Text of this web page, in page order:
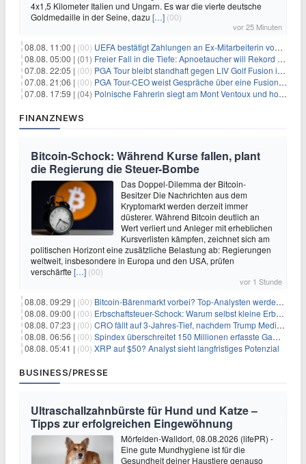
4x1,5 Kilometer Italien und Ungarn. Es war die vierte deutsche
Goldmedaille in der Seine, dazu […] (00)
vor 25 Minuten
08.08. 11:00 | (00) UEFA bestätigt Zahlungen an Ex-Mitarbeiterin von Infantino
08.08. 05:00 | (01) Freier Fall in die Tiefe: Apnoetaucher will Rekord brechen
07.08. 22:05 | (00) PGA Tour bleibt standhaft gegen LIV Golf Fusion in einem sich wandelnden Sportumfeld
07.08. 21:06 | (00) PGA Tour-CEO weist Gespräche über eine Fusion mit LIV Golf zurück und bekräftigt die Wettbewerbslandschaft
07.08. 17:59 | (04) Polnische Fahrerin siegt am Mont Ventoux und holt Tour-Gelb
FINANZNEWS
Bitcoin-Schock: Während Kurse fallen, plant
die Regierung die Steuer-Bombe
Das Doppel-Dilemma der Bitcoin-
Besitzer Die Nachrichten aus dem
Kryptomarkt werden derzeit immer
düsterer. Während Bitcoin deutlich an
Wert verliert und Anleger mit erheblichen
Kursverlisten kämpfen, zeichnet sich am
politischen Horizont eine zusätzliche Belastung ab: Regierungen
weltweit, insbesondere in Europa und den USA, prüfen
verschärfte […] (00)
vor 1 Stunde
08.08. 09:29 | (00) Bitcoin-Bärenmarkt vorbei? Top-Analysten werden optimistisch, aber die Geschichte sagt etwas anderes
08.08. 09:00 | (00) Erbschaftsteuer-Schock: Warum selbst kleine Erbschaften den Fiskus Millionen kosten
08.08. 07:23 | (00) CRO fällt auf 3-Jahres-Tief, nachdem Trump Media zwei große Crypto.com-Deals storniert
08.08. 06:56 | (00) Spindex überschreitet 150 Millionen erfasste Gaming-Ereignisse in Echtzeit-Datenpipeline
08.08. 05:41 | (00) XRP auf $50? Analyst sieht langfristiges Potenzial
BUSINESS/PRESSE
Ultraschallzahnbürste für Hund und Katze –
Tipps zur erfolgreichen Eingewöhnung
Mörfelden-Walldorf, 08.08.2026 (lifePR) -
Eine gute Mundhygiene ist für die
Gesundheit deiner Haustiere genauso